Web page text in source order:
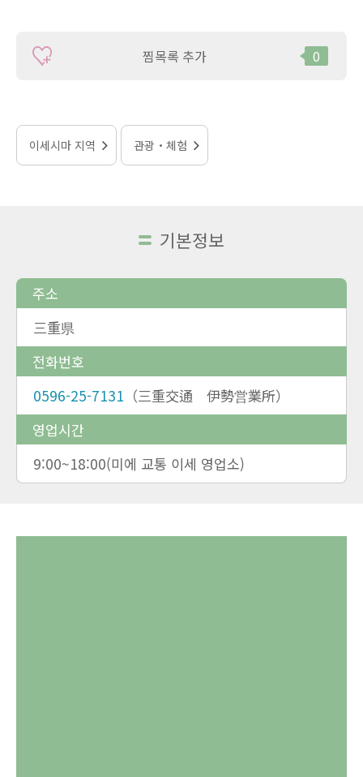
찜목록 추가 0
이세시마 지역 관광・체험
기본정보
주소
三重県
전화번호
0596-25-7131 （三重交通 伊勢営業所）
영업시간
9:00~18:00(미에 교통 이세 영업소)